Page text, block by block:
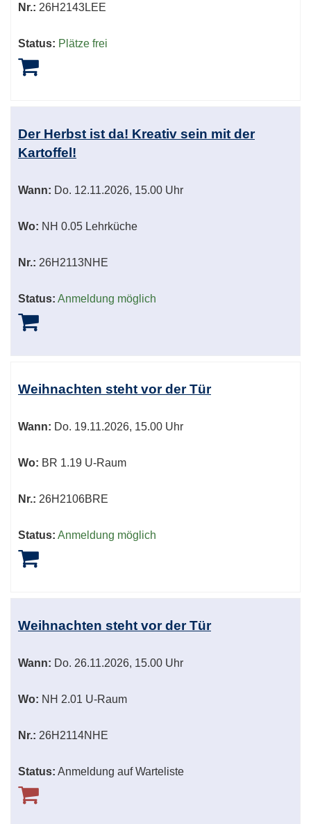
Nr.: 26H2143LEE
Status: Plätze frei
Der Herbst ist da! Kreativ sein mit der
Kartoffel!
Wann: Do. 12.11.2026, 15.00 Uhr
Wo: NH 0.05 Lehrküche
Nr.: 26H2113NHE
Status: Anmeldung möglich
Weihnachten steht vor der Tür
Wann: Do. 19.11.2026, 15.00 Uhr
Wo: BR 1.19 U-Raum
Nr.: 26H2106BRE
Status: Anmeldung möglich
Weihnachten steht vor der Tür
Wann: Do. 26.11.2026, 15.00 Uhr
Wo: NH 2.01 U-Raum
Nr.: 26H2114NHE
Status: Anmeldung auf Warteliste